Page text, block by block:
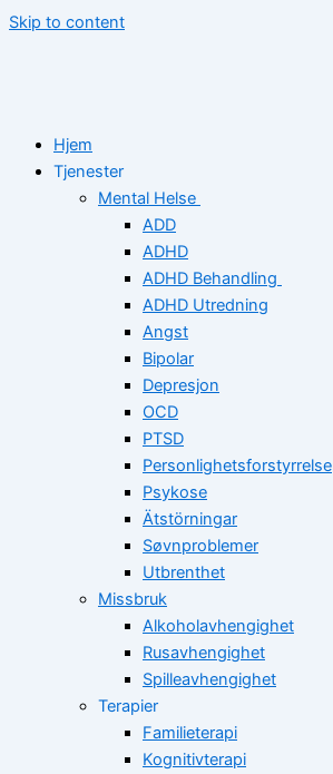
Skip to content
Hjem
Tjenester
Mental Helse
ADD
ADHD
ADHD Behandling
ADHD Utredning
Angst
Bipolar
Depresjon
OCD
PTSD
Personlighetsforstyrrelse
Psykose
Ätstörningar
Søvnproblemer
Utbrenthet
Missbruk
Alkoholavhengighet
Rusavhengighet
Spilleavhengighet
Terapier
Familieterapi
Kognitivterapi